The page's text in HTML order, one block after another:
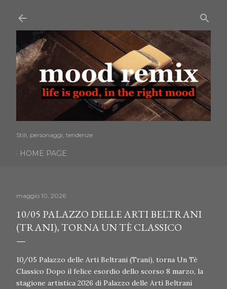
Stili, personaggi, tendenze
HOME PAGE
maggio 10, 2026
10/05 PALAZZO DELLE ARTI BELTRANI
(TRANI), TORNA UN TÈ CLASSICO
10/05 Palazzo delle Arti Beltrani (Trani), torna Un Tè
Classico Dopo il felice esordio dello scorso 8 marzo, la
stagione artistica 2026 di Palazzo delle Arti Beltrani